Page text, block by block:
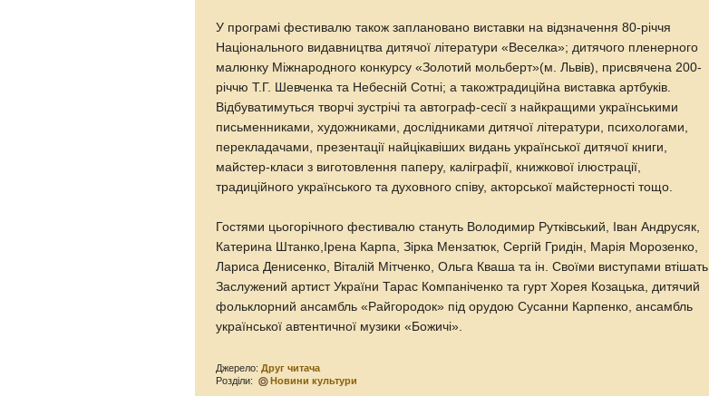
У програмі фестивалю також заплановано виставки на відзначення 80-річчя
Національного видавництва дитячої літератури «Веселка»; дитячого пленерного
малюнку Міжнародного конкурсу «Золотий мольберт»(м. Львів), присвячена 200-
річчю Т.Г. Шевченка та Небесній Сотні; а такожтрадиційна виставка артбуків.
Відбуватимуться творчі зустрічі та автограф-сесії з найкращими українськими
письменниками, художниками, дослідниками дитячої літератури, психологами,
перекладачами, презентації найцікавіших видань української дитячої книги,
майстер-класи з виготовлення паперу, каліграфії, книжкової ілюстрації,
традиційного українського та духовного співу, акторської майстерності тощо.
Гостями цьогорічного фестивалю стануть Володимир Рутківський, Іван Андрусяк,
Катерина Штанко,Ірена Карпа, Зірка Мензатюк, Сергій Гридін, Марія Морозенко,
Лариса Денисенко, Віталій Мітченко, Ольга Кваша та ін. Своїми виступами втішать
Заслужений артист України Тарас Компаніченко та гурт Хорея Козацька, дитячий
фольклорний ансамбль «Райгородок» під орудою Сусанни Карпенко, ансамбль
української автентичної музики «Божичі».
Джерело:Друг читача
Розділи:
Новини культури